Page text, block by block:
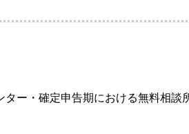
ー・確定申告期における無料相談